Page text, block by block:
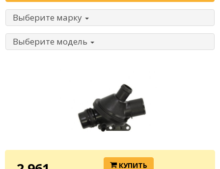
Выберите марку
Выберите модель
КУПИТЬ